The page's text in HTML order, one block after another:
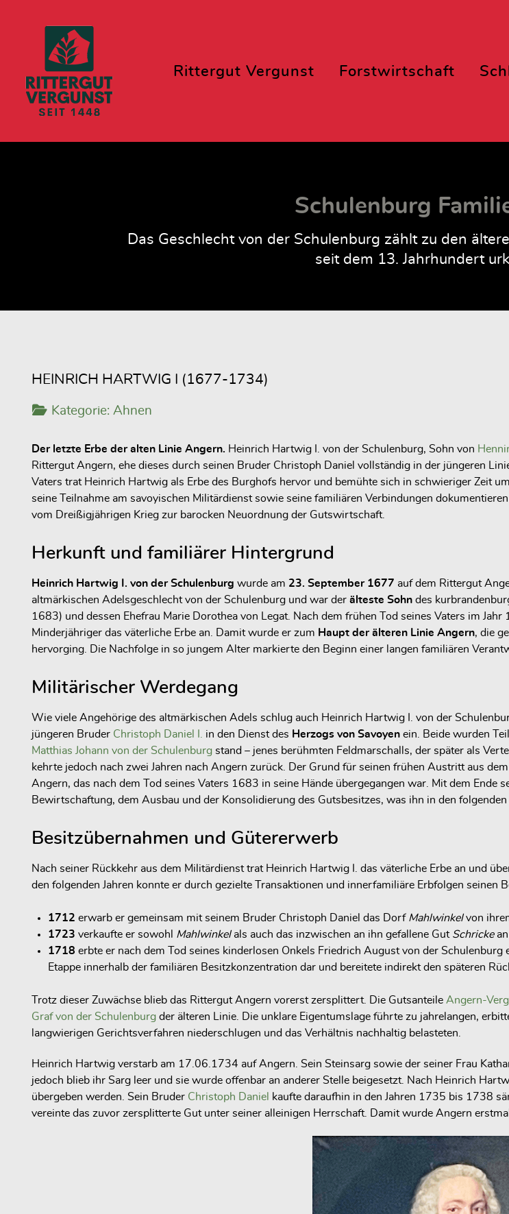
Rittergut Vergunst Forstwirtschaft
Schulenburg
Das Geschlecht von der Schulenburg zählt zu den
seit dem 13. Jahrhundert
HEINRICH HARTWIG I (1677-1734)
Kategorie: Ahnen
Der letzte Erbe der alten Linie Angern. Heinrich Hartwig I. von der Schulenburg, Sohn von
Rittergut Angern, ehe dieses durch seinen Bruder Christoph Daniel vollständig in der jüngeren
Vaters trat Heinrich Hartwig als Erbe des Burghofs hervor und bemühte sich in schwieriger Zeit
seine Teilnahme am savoyischen Militärdienst sowie seine familiären Verbindungen
vom Dreißigjährigen Krieg zur barocken Neuordnung der Gutswirtschaft.
Herkunft und familiärer Hintergrund
Heinrich Hartwig I. von der Schulenburg wurde am 23. September 1677 auf dem Rittergut
altmärkischen Adelsgeschlecht von der Schulenburg und war der älteste Sohn des
1683) und dessen Ehefrau Marie Dorothea von Legat. Nach dem frühen Tod seines Vaters im
Minderjähriger das väterliche Erbe an. Damit wurde er zum Haupt der älteren Linie Angern, die
hervorging. Die Nachfolge in so jungem Alter markierte den Beginn einer langen familiären
Militärischer Werdegang
Wie viele Angehörige des altmärkischen Adels schlug auch Heinrich Hartwig I. von der
jüngeren Bruder Christoph Daniel I. in den Dienst des Herzogs von Savoyen ein. Beide wurden
Matthias Johann von der Schulenburg stand – jenes berühmten Feldmarschalls, der später als
kehrte jedoch nach zwei Jahren nach Angern zurück. Der Grund für seinen frühen Austritt aus
Angern, das nach dem Tod seines Vaters 1683 in seine Hände übergegangen war. Mit dem
Bewirtschaftung, dem Ausbau und der Konsolidierung des Gutsbesitzes, was ihn in den
Besitzübernahmen und Gütererwerb
Nach seiner Rückkehr aus dem Militärdienst trat Heinrich Hartwig I. das väterliche Erbe an und
den folgenden Jahren konnte er durch gezielte Transaktionen und innerfamiliäre Erbfolgen seinen
1712 erwarb er gemeinsam mit seinem Bruder Christoph Daniel das Dorf Mahlwinkelvon
1723 verkaufte er sowohl Mahlwinkelals auch das inzwischen an ihn gefallene Gut Schrickean
1718 erbte er nach dem Tod seines kinderlosen Onkels Friedrich August von der Schulenburg
Etappe innerhalb der familiären Besitzkonzentration dar und bereitete indirekt den späteren
Trotz dieser Zuwächse blieb das Rittergut Angern vorerst zersplittert. Die Gutsanteile Angern-
Graf von der Schulenburg der älteren Linie. Die unklare Eigentumslage führte zu jahrelangen,
langwierigen Gerichtsverfahren niederschlugen und das Verhältnis nachhaltig belasteten.
Heinrich Hartwig verstarb am 17.06.1734 auf Angern. Sein Steinsarg sowie der seiner Frau
jedoch blieb ihr Sarg leer und sie wurde offenbar an anderer Stelle beigesetzt. Nach Heinrich
übergeben werden. Sein Bruder Christoph Daniel
kaufte daraufhin in den Jahren 1735 bis 1738
vereinte das zuvor zersplitterte Gut unter seiner alleinigen Herrschaft. Damit wurde Angern